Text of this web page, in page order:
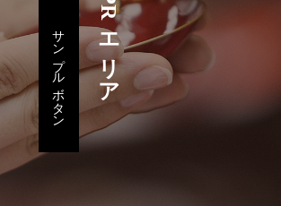
PRエリア
サンプルボタン